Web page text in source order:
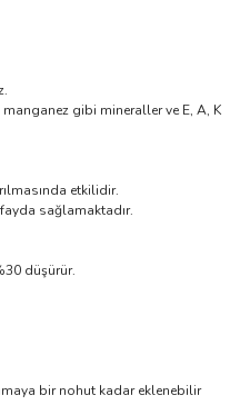
gibi mineraller ve E, A, K
etkilidir.
sağlamaktadır.
düşürür.
bir nohut kadar eklenebilir